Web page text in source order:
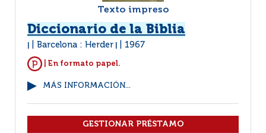
Texto impreso
Diccionario de la Biblia
Barcelona : Herder 1967
| En formato papel.
MÁS INFORMACIÓN...